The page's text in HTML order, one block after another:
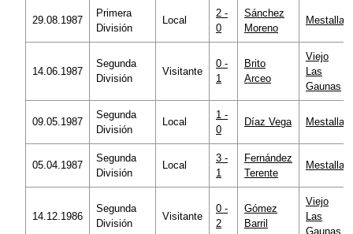
29.08.1987
Primera
División
Local
2 -
0
Sánchez
Moreno
Mestalla
14.06.1987
Segunda
División
Visitante
0 -
1
Brito
Arceo
Viejo
Las
Gaunas
09.05.1987
Segunda
División
Local
1 -
0
Díaz Vega Mestalla
05.04.1987
Segunda
División
Local
3 -
1
Fernández
Terente
Mestalla
14.12.1986
Segunda
División
Visitante
0 -
2
Gómez
Barril
Viejo
Las
Gaunas